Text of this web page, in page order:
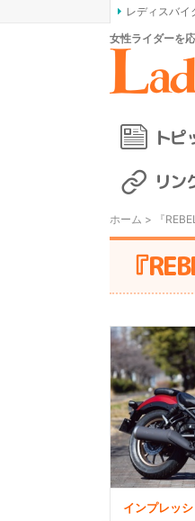
レディスバイ
女性ライダーを
トピ
リン
ホーム > 『
『
インプレッ